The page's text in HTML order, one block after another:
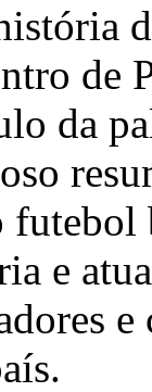
de
da
e
e